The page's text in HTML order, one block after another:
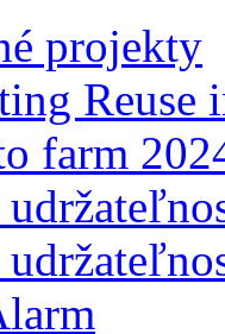
projekty
Reuse
farm